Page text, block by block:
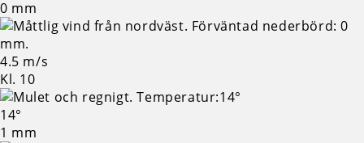
0 mm
4.5 m/s
Kl. 10
14°
1 mm